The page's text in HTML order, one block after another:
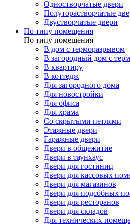
Одностворчатые двери
Полуторастворчатые
Двустворчатые двери
По типу помещения
По типу помещения
В дом с терморазрывом
В загородный дом с
В квартиру
В коттедж
Для загородного дома
Для новостройки
Для офиса
Для храма
Со скрытыми петлями
Этажные двери
Гаражные двери
Двери в общежитие
Двери в таунхаус
Двери для гостиниц
Двери для кассовых
Двери для магазинов
Двери для подсобных
Двери для ресторанов
Двери для складов
Для технических